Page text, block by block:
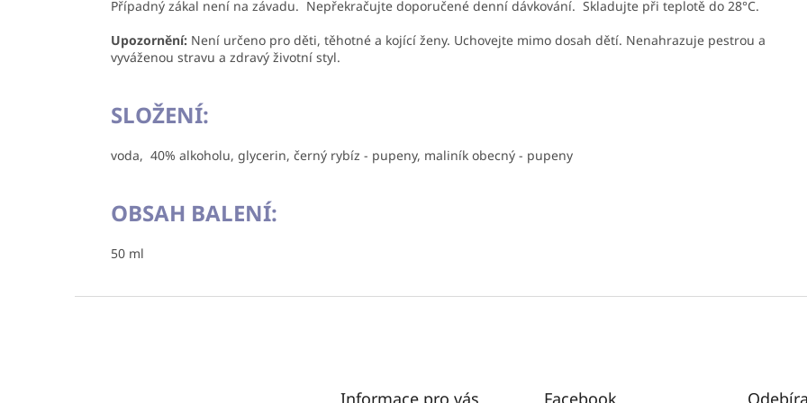
Případný zákal není na závadu. Nepřekračujte doporučené denní dávkování. Skladujte při teplotě do 28°C.
Upozornění: Není určeno pro děti, těhotné a kojící ženy. Uchovejte mimo dosah dětí. Nenahrazuje pestrou a
vyváženou stravu a zdravý životní styl.
SLOŽENÍ:
voda, 40% alkoholu, glycerin, černý rybíz - pupeny, maliník obecný - pupeny
OBSAH BALENÍ:
50 ml